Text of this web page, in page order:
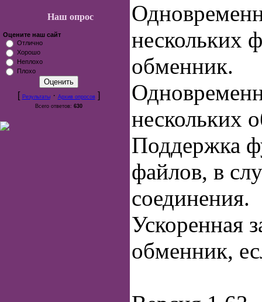
Наш опрос
Оцените наш сайт
Отлично
Хорошо
Неплохо
Плохо
[ Результаты· Архив опросов]
Всего ответов: 630
нескольких
обменник.
нескольких
Поддержка
файлов, в
соединения.
Ускоренная
обменник,